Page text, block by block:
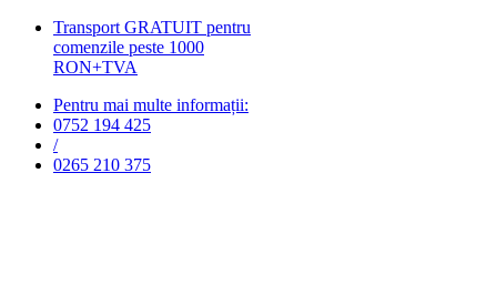
Transport GRATUIT pentru
comenzile peste 1000
RON+TVA
Pentru mai multe informații:
0752 194 425
/
0265 210 375